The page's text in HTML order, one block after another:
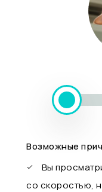
Возможные
Вы
со скоростью,